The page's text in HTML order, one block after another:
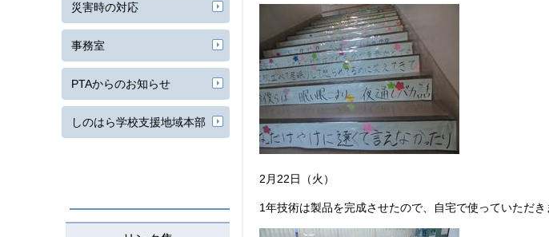
災害時の対応
事務室
PTAからのお知らせ
しのはら学校支援地域本部
2月22日（火）
1年技術は製品を完成させたので、自宅で使っていただ